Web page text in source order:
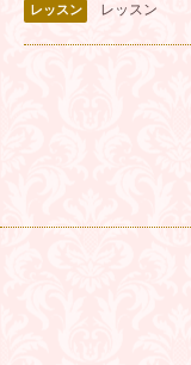
レッスン レッスン